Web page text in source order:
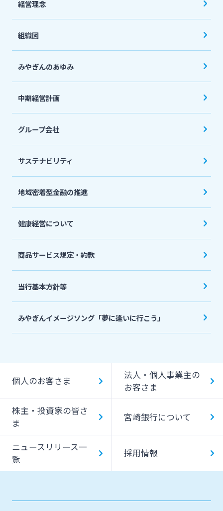
経営理念
組織図
みやぎんのあゆみ
中期経営計画
グループ会社
サステナビリティ
地域密着型金融の推進
健康経営について
商品サービス規定・約款
当行基本方針等
みやぎんイメージソング「夢に逢いに行こう」
個人のお客さま
法人・個人事業主の
お客さま
株主・投資家の皆さ
ま
宮崎銀行について
ニュースリリース一
覧
採用情報